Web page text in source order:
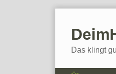
Das klingt